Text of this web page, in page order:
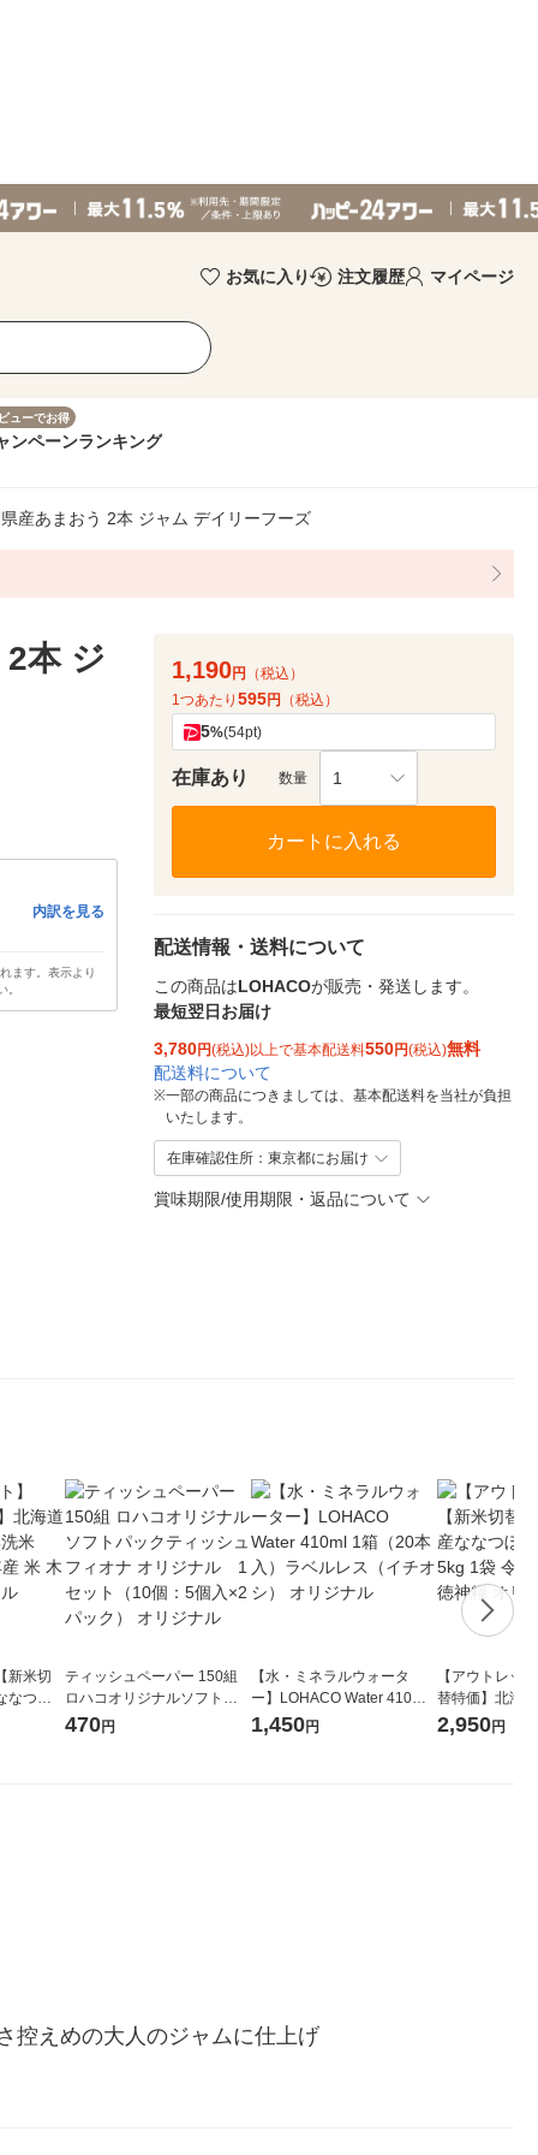
お気に入り 注文履歴 マイページ
ューでお得
ンペーンランキング
産あまおう 2本 ジャム デイリーフーズ
本 ジ
内訳を見る
ます。表示より
。
1,190円
（税込）
1つあたり 595円 （税込）
5%(54pt)
在庫あり 数量 1
カートに入れる
配送情報・送料について
この商品はLOHACOが販売・発送します。
最短翌日お届け
3,780円(税込)以上で基本配送料550円(税込)無料
配送料について
※一部の商品につきましては、基本配送料を当社が負担
いたします。
在庫確認住所：東京都にお届け
賞味期限/使用期限・返品について
新米切
なつぼ
和7年産
ティッシュペーパー 150組
ロハコオリジナルソフトパ
ックティッシュ フィオナ オ
470円
【水・ミネラルウォータ
ー】LOHACO Water 410ml
1箱（20本入）ラベルレス
1,450円
【アウトレッ
替特価】北海
し 精白米 5kg
2,950円
控えめの大人のジャムに仕上げ